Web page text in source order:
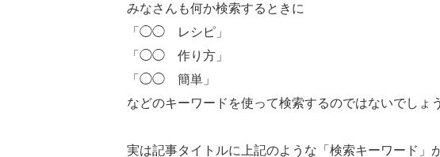
みなさんも何か検索するときに
「◯◯ レシピ」
「◯◯ 作り方」
「◯◯ 簡単」
などのキーワードを使って検索するのではないでしょ
実は記事タイトルに上記のような「検索キーワード」